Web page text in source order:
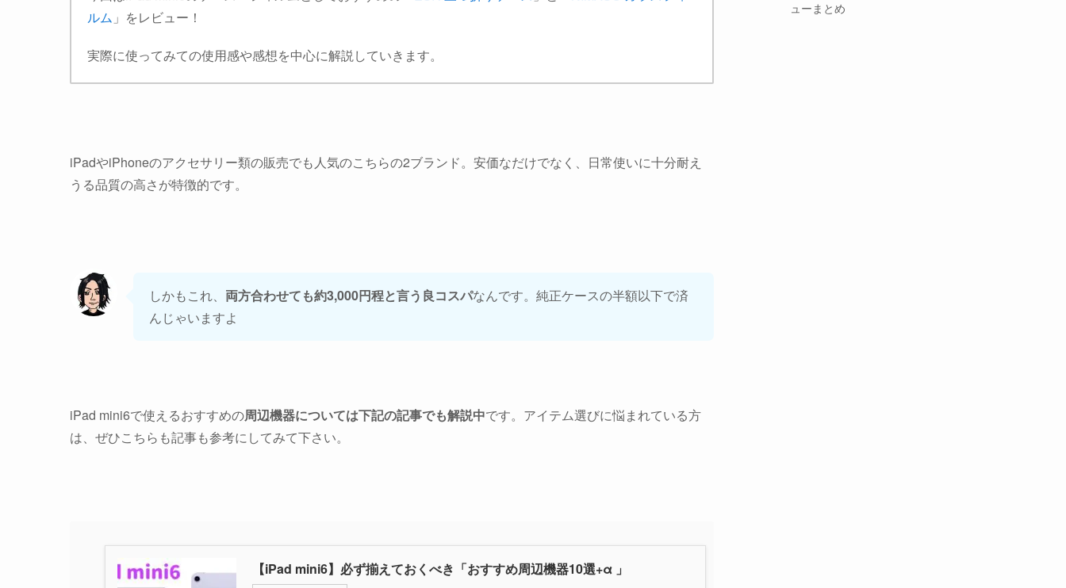
ルム 」をレビュー！
実際に使ってみての使用感や感想を中心に解説していきます。
iPadやiPhoneのアクセサリー類の販売でも人気のこちらの2ブランド。安価なだけでなく、日常使いに十分耐え
うる品質の高さが特徴的です。
しかもこれ、 両方合わせても約3,000円程と言う良コスパなんです。純正ケースの半額以下で済
んじゃいますよ
iPad mini6で使えるおすすめの周辺機器については下記の記事でも解説中です。アイテム選びに悩まれている方
は、ぜひこちらも記事も参考にしてみて下さい。
【iPad mini6】必ず揃えておくべき「おすすめ周辺機器10選+α 」
ューまとめ